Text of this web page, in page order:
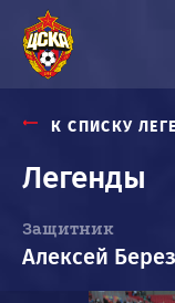
К СПИСКУ
Легенды
Защитник
Алексей